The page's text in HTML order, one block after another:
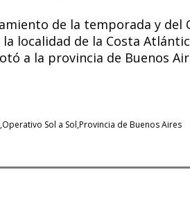
de la temporada y del
la localidad de la Costa
a la provincia de Buenos
Operativo Sol a Sol Provincia de Buenos Aires